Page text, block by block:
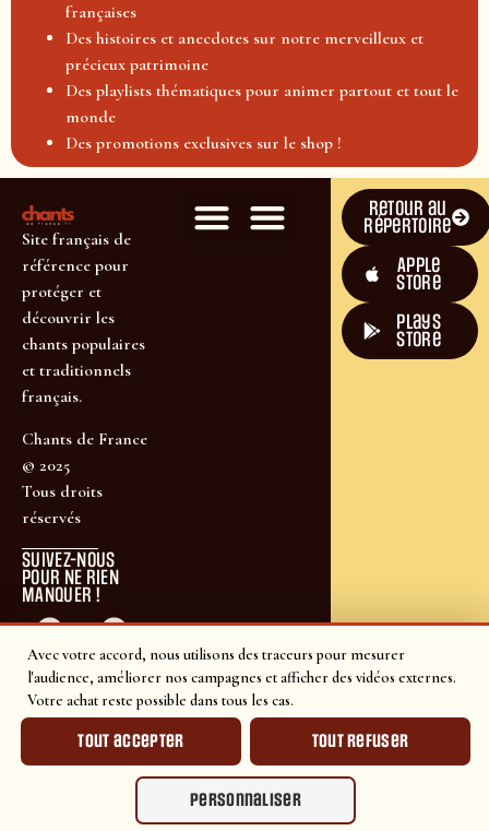
Avec votre accord, nous utilisons des traceurs pour mesurer
l'audience, améliorer nos campagnes et afficher des vidéos externes.
Votre achat reste possible dans tous les cas.
Tout accepter Tout refuser
Personnaliser
françaises
Des histoires et anecdotes sur notre merveilleux et
précieux patrimoine
Des playlists thématiques pour animer partout et tout le
monde
Des promotions exclusives sur le shop !
Site français de
référence pour
protéger et
découvrir les
chants populaires
et traditionnels
français.
Chants de France
© 2025
Tous droits
réservés
SUIVEZ-NOUS
POUR NE RIEN
MANQUER !
Retour au
répertoire
Apple
Store
plays
store